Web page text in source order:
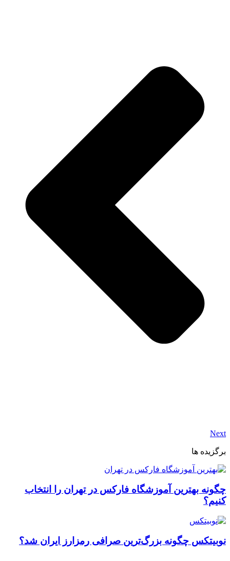
Next
برگزیده ها
چگونه بهترین آموزشگاه فارکس در تهران را انتخاب
کنیم؟
نوبیتکس چگونه بزرگ‌ترین صرافی رمزارز ایران شد؟